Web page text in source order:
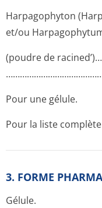
Harpagophyton
et/ou
(poudre de
Pour une gélule.
Pour la liste
3. FORME
Gélule.